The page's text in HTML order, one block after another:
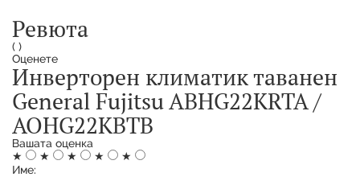
Ревюта
( )
Оценете
Инверторен климатик таванен
General Fujitsu ABHG22KRTA /
AOHG22KBTB
Вашата оценка
★
★ ★ ★
★
Име: